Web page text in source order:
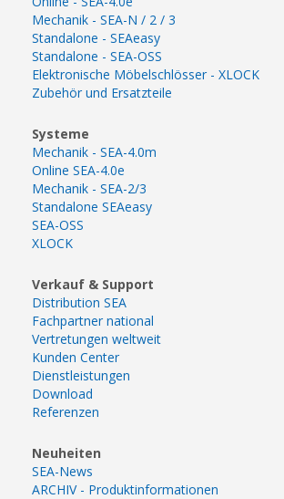
Mechanik - SEA-N / 2 / 3
Standalone - SEAeasy
Standalone - SEA-OSS
Elektronische Möbelschlösser - XLOCK
Zubehör und Ersatzteile
Systeme
Mechanik - SEA-4.0m
Online SEA-4.0e
Mechanik - SEA-2/3
Standalone SEAeasy
SEA-OSS
XLOCK
Verkauf & Support
Distribution SEA
Fachpartner national
Vertretungen weltweit
Kunden Center
Dienstleistungen
Download
Referenzen
Neuheiten
SEA-News
ARCHIV - Produktinformationen